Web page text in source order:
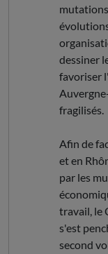
dessiner
favoriser
fragilisés.
Afin de
et en
par les
travail, le
s'est
second